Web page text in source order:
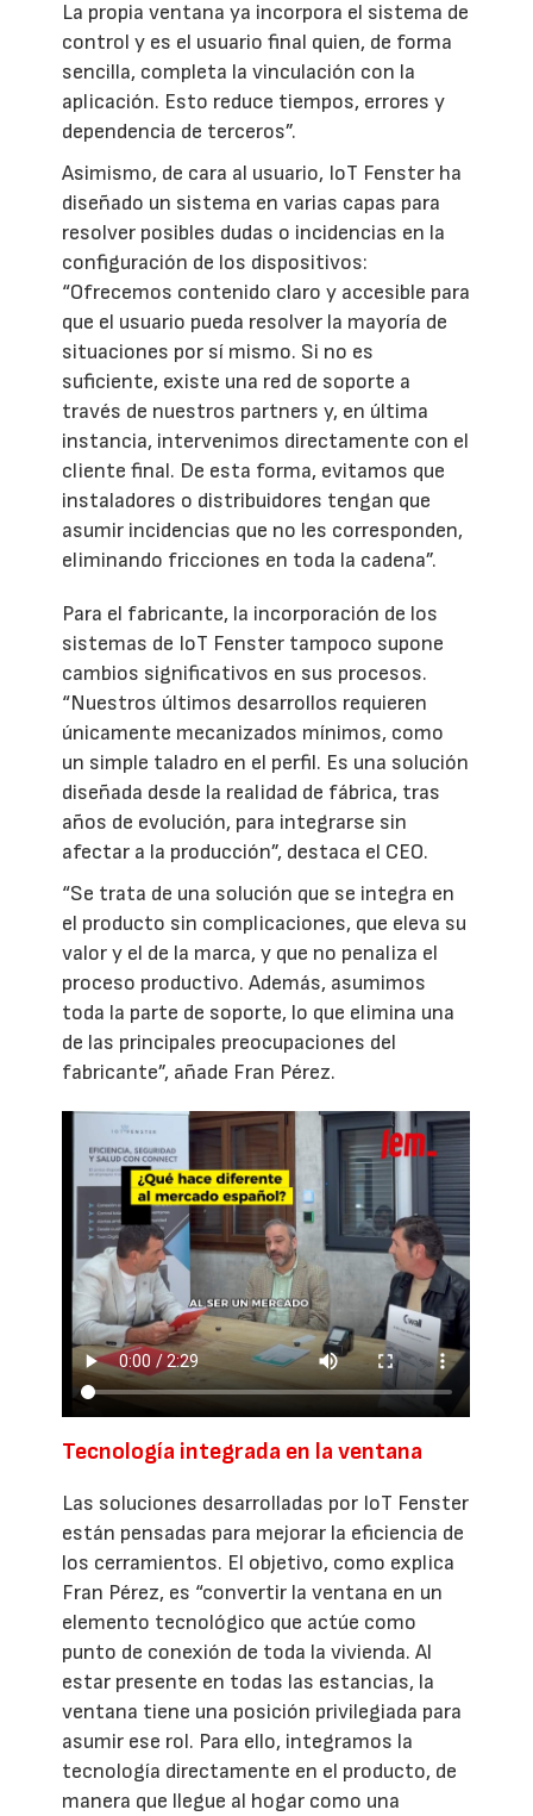
La propia ventana ya incorpora el sistema de
control y es el usuario final quien, de forma
sencilla, completa la vinculación con la
aplicación. Esto reduce tiempos, errores y
dependencia de terceros”.
Asimismo, de cara al usuario, IoT Fenster ha
diseñado un sistema en varias capas para
resolver posibles dudas o incidencias en la
configuración de los dispositivos:
“Ofrecemos contenido claro y accesible para
que el usuario pueda resolver la mayoría de
situaciones por sí mismo. Si no es
suficiente, existe una red de soporte a
través de nuestros partners y, en última
instancia, intervenimos directamente con el
cliente final. De esta forma, evitamos que
instaladores o distribuidores tengan que
asumir incidencias que no les corresponden,
eliminando fricciones en toda la cadena”.
Para el fabricante, la incorporación de los
sistemas de IoT Fenster tampoco supone
cambios significativos en sus procesos.
“Nuestros últimos desarrollos requieren
únicamente mecanizados mínimos, como
un simple taladro en el perfil. Es una solución
diseñada desde la realidad de fábrica, tras
años de evolución, para integrarse sin
afectar a la producción”, destaca el CEO.
“Se trata de una solución que se integra en
el producto sin complicaciones, que eleva su
valor y el de la marca, y que no penaliza el
proceso productivo. Además, asumimos
toda la parte de soporte, lo que elimina una
de las principales preocupaciones del
fabricante”, añade Fran Pérez.
Tecnología integrada en la ventana
Las soluciones desarrolladas por IoT Fenster
están pensadas para mejorar la eficiencia de
los cerramientos. El objetivo, como explica
Fran Pérez, es “convertir la ventana en un
elemento tecnológico que actúe como
punto de conexión de toda la vivienda. Al
estar presente en todas las estancias, la
ventana tiene una posición privilegiada para
asumir ese rol. Para ello, integramos la
tecnología directamente en el producto, de
manera que llegue al hogar como una